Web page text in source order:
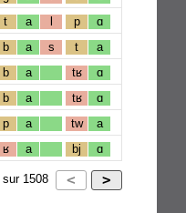
t a l p ɑ
b a s t a
b a tʁ ɑ
b a tʁ ɑ
p a tw a
ʁ a bj ɑ
sur 1508